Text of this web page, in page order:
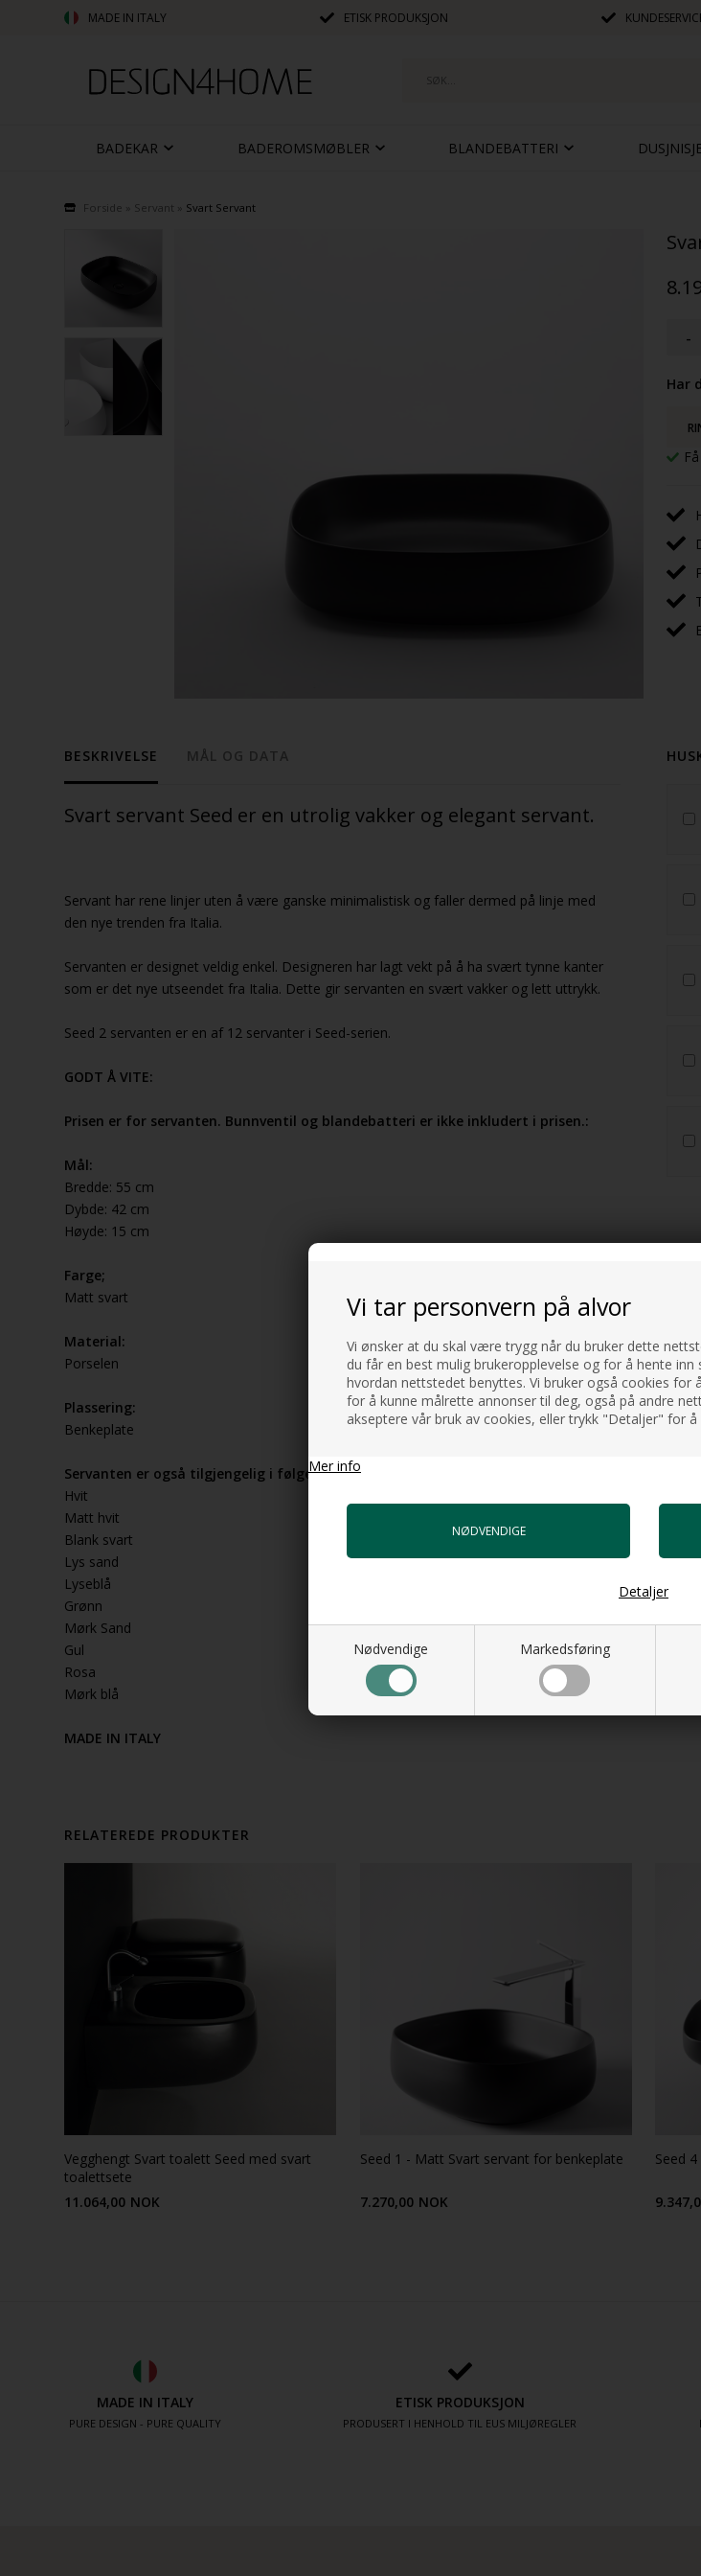
Vi tar personvern på alvor
Vi ønsker at du skal være trygg når du bruker dette
du får en best mulig brukeropplevelse og for å hente inn
hvordan nettstedet benyttes. Vi bruker også cookies for
for å kunne målrette annonser til deg, også på andre
akseptere vår bruk av cookies, eller trykk "Detaljer" for
Mer info
Nødvendige Markedsføring
Detaljer
MADE IN ITALY ETISK PRODUKSJON
BADEKAR BADEROMSMØBLER BLANDEBATTERI DUSJNISJE
Forside Servant Svart Servant
-
BESKRIVELSE MÅL OG DATA
Svart servant Seed er en utrolig vakker og elegant servant.
Servant har rene linjer uten å være ganske minimalistisk og faller dermed på linje med
den nye trenden fra Italia.
Servanten er designet veldig enkel. Designeren har lagt vekt på å ha svært tynne kanter
som er det nye utseendet fra Italia. Dette gir servanten en svært vakker og lett uttrykk.
Seed 2 servanten er en af 12 servanter i Seed-serien.
GODT Å VITE:
Prisen er for servanten. Bunnventil og blandebatteri er ikke inkludert i prisen.:
Mål:
Bredde: 55 cm
Dybde: 42 cm
Høyde: 15 cm
Farge;
Matt svart
Material:
Porselen
Plassering:
Benkeplate
Servanten er også tilgjengelig i følgende farger:
Hvit
Matt hvit
Blank svart
Lys sand
Lyseblå
Grønn
Mørk Sand
Gul
Rosa
Mørk blå
MADE IN ITALY
RELATEREDE PRODUKTER
Vegghengt Svart toalett Seed med svart
toalettsete
11.064,00 NOK
Seed 1 - Matt Svart servant for benkeplate
7.270,00 NOK
Seed
MADE IN ITALY
PURE DESIGN - PURE QUALITY
ETISK PRODUKSJON
PRODUSERT I HENHOLD TIL EUS MILJØREGLER